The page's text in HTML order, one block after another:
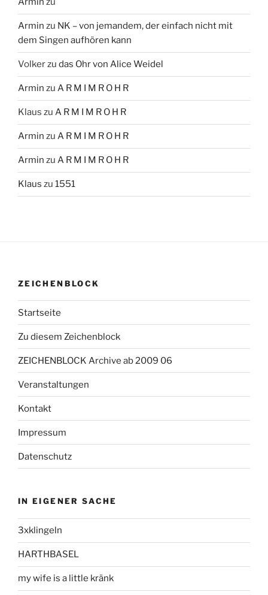
Armin zu NK – von jemandem, der einfach nicht mit
dem Singen aufhören kann
Volkerzu das Ohr von Alice Weidel
Armin zu A R M I M R O H R
Klaus zu A R M I M R O H R
Armin zu A R M I M R O H R
Armin zu A R M I M R O H R
Klaus zu 1551
ZEICHENBLOCK
Startseite
Zu diesem Zeichenblock
ZEICHENBLOCK Archive ab 2009 06
Veranstaltungen
Kontakt
Impressum
Datenschutz
IN EIGENER SACHE
3xklingeln
HARTHBASEL
my wife is a little kränk